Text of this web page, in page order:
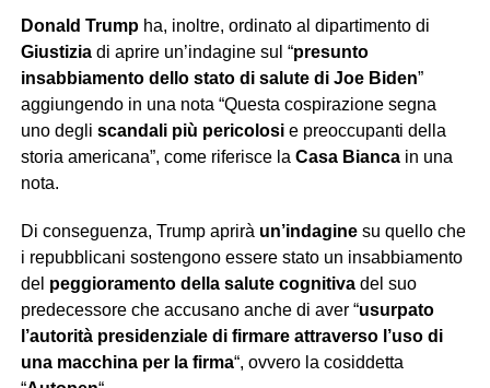
Donald Trumpha, inoltre, ordinato al dipartimento di
Giustiziadi aprire un’indagine sul “presunto
insabbiamento dello stato di salute di Joe Biden”
aggiungendo in una nota “Questa cospirazione segna
uno degli scandali più pericolosie preoccupanti della
storia americana”, come riferisce la Casa Biancain una
nota.
Di conseguenza, Trump aprirà un’indaginesu quello che
i repubblicani sostengono essere stato un insabbiamento
del peggioramento della salute cognitivadel suo
predecessore che accusano anche di aver “usurpato
l’autorità presidenziale di firmare attraverso l’uso di
una macchina per la firma“, ovvero la cosiddetta